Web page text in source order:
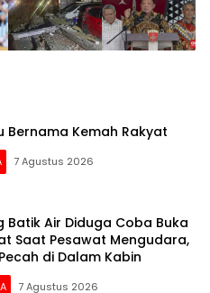
Bernama Kemah Rakyat
7 Agustus 2026
Batik Air Diduga Coba Buka
Saat Pesawat Mengudara,
di Dalam Kabin
7 Agustus 2026